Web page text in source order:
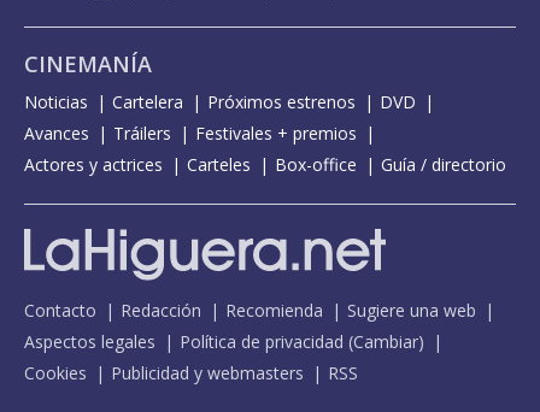
CINEMANÍA
Noticias Cartelera Próximos estrenos
DVD
Avances
Tráilers
Festivales + premios
Actores y actrices
Carteles Box-office Guía / directorio
Contacto Redacción Recomienda
Sugiere una web
Aspectos legales
Política de privacidad (Cambiar)
Cookies
Publicidad y webmasters RSS